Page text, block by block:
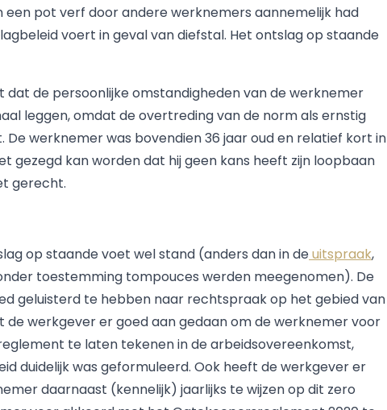
pot verf door andere werknemers aannemelijk had
voert in geval van diefstal. Het ontslag op staande
de persoonlijke omstandigheden van de werknemer
leggen, omdat de overtreding van de norm als ernstig
werknemer was bovendien 36 jaar oud en relatief kort in
gezegd kan worden dat hij geen kans heeft zijn loopbaan
gerecht.
op staande voet wel stand (anders dan in deuitspraak,
toestemming tompouces werden meegenomen). De
geluisterd te hebben naar rechtspraak op het gebied van
werkgever er goed aan gedaan om de werknemer voor
te laten tekenen in de arbeidsovereenkomst,
duidelijk was geformuleerd. Ook heeft de werkgever er
daarnaast (kennelijk) jaarlijks te wijzen op dit zero